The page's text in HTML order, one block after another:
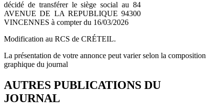
décidé de transférer le siège social au 84
AVENUE DE LA REPUBLIQUE 94300
VINCENNES à compter du 16/03/2026
Modification au RCS de CRÉTEIL.
La présentation de votre annonce peut varier selon la composition
graphique du journal
AUTRES PUBLICATIONS DU
JOURNAL